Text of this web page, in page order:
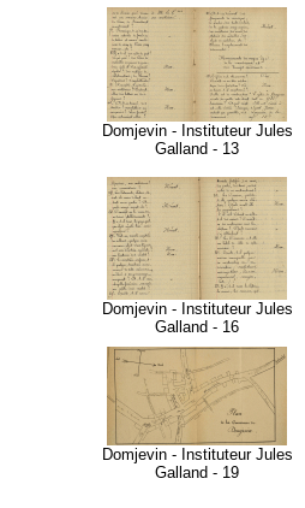
Domjevin - Instituteur Jules
Galland - 13
Domjevin - Instituteur Jules
Galland - 16
Domjevin - Instituteur Jules
Galland - 19